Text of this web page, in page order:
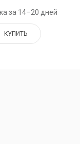
за 14–20 дней
КУПИТЬ